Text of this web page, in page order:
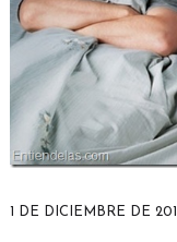
1 DE DICIEMBRE DE